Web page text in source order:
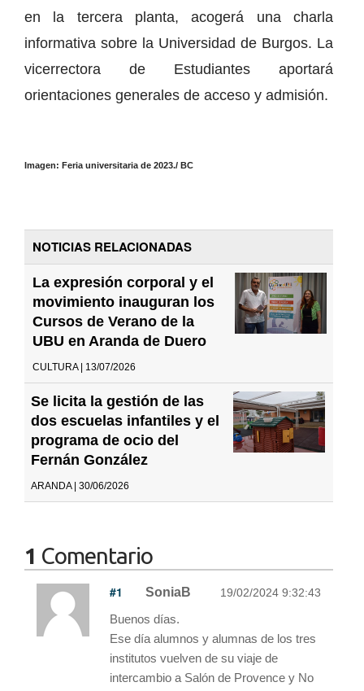
en la tercera planta, acogerá una charla
informativa sobre la Universidad de Burgos. La
vicerrectora de Estudiantes aportará
orientaciones generales de acceso y admisión.
Imagen: Feria universitaria de 2023./ BC
NOTICIAS RELACIONADAS
La expresión corporal y el
movimiento inauguran los
Cursos de Verano de la
UBU en Aranda de Duero
CULTURA | 13/07/2026
Se licita la gestión de las
dos escuelas infantiles y el
programa de ocio del
Fernán González
ARANDA | 30/06/2026
1 Comentario
#1 SoniaB 19/02/2024 9:32:43
Buenos días.
Ese día alumnos y alumnas de los tres
institutos vuelven de su viaje de
intercambio a Salón de Provence y No